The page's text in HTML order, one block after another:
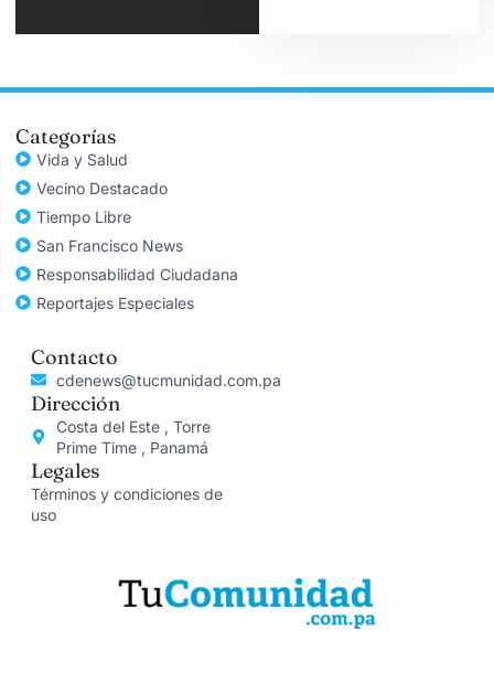
Categorías
Vida y Salud
Vecino Destacado
Tiempo Libre
San Francisco News
Responsabilidad Ciudadana
Reportajes Especiales
Contacto
cdenews@tucmunidad.com.pa
Dirección
Costa del Este , Torre
Prime Time , Panamá
Legales
Términos y condiciones de
uso